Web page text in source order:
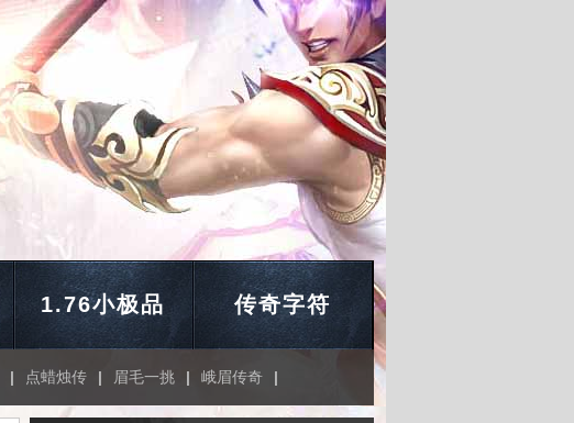
1.76小极品 传奇字符
| 点蜡烛传 | 眉毛一挑 | 峨眉传奇 |